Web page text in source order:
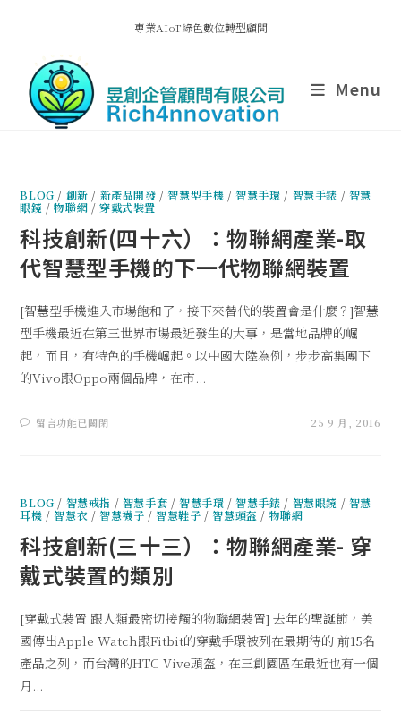
專業AIoT綠色數位轉型顧問
Menu
BLOG / 創新 / 新產品開發 /智慧型手機 /智慧手環 / 智慧手錶 / 智慧
眼鏡 /物聯網 /穿戴式裝置
科技創新(四十六）：物聯網產業-取
代智慧型手機的下一代物聯網裝置
[智慧型手機進入市場飽和了，接下來替代的裝置會是什麼？]智慧
型手機最近在第三世界市場最近發生的大事，是當地品牌的崛
起，而且，有特色的手機崛起。以中國大陸為例，步步高集團下
的Vivo跟Oppo兩個品牌，在市...
留言功能已關閉 25 9 月, 2016
BLOG / 智慧戒指 / 智慧手套 /智慧手環 /智慧手錶 / 智慧眼鏡 / 智慧
耳機 /智慧衣 /智慧襪子 /智慧鞋子 /智慧頭盔 / 物聯網
科技創新(三十三）：物聯網產業- 穿
戴式裝置的類別
[穿戴式裝置 跟人類最密切接觸的物聯網裝置] 去年的聖誕節，美
國傳出Apple Watch跟Fitbit的穿戴手環被列在最期待的 前15名
產品之列，而台灣的HTC Vive頭盔，在三創園區在最近也有一個
月...